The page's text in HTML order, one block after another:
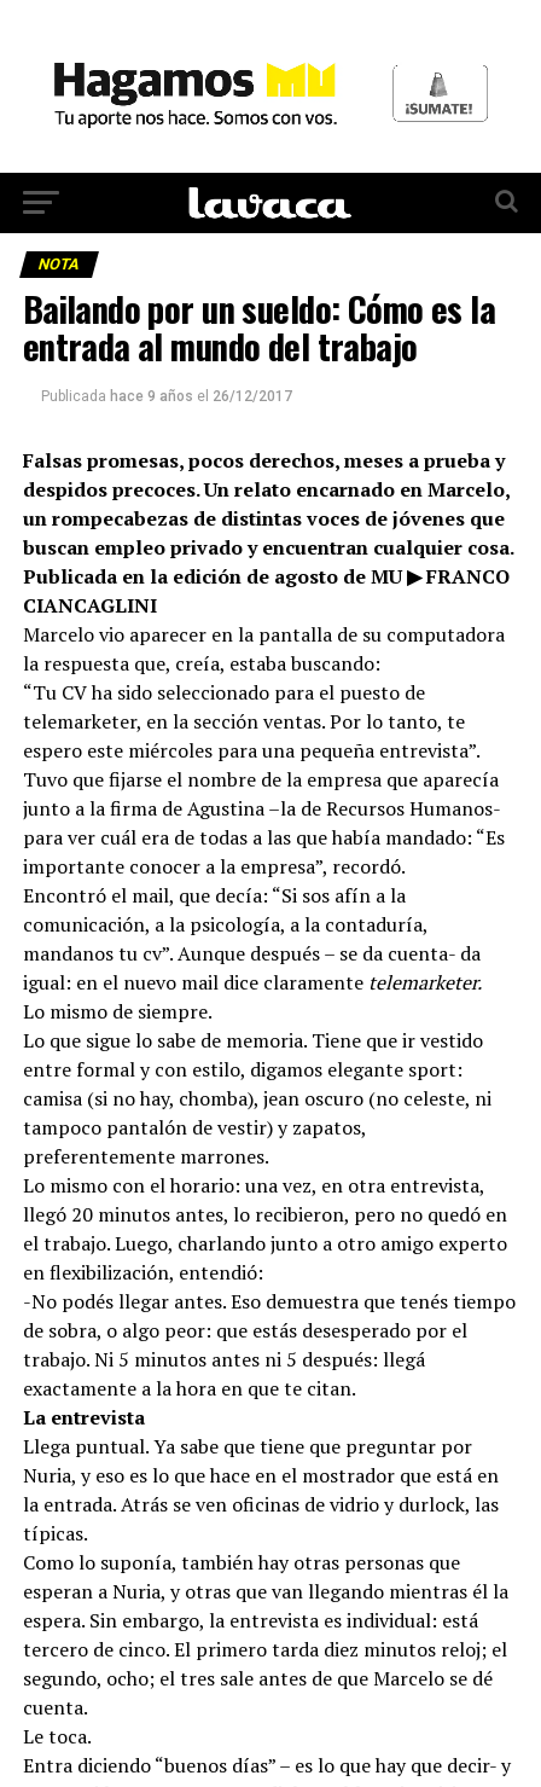
NOTA
Bailando por un sueldo: Cómo es la
entrada al mundo del trabajo
Publicada hace 9 años el 26/12/2017
Falsas promesas, pocos derechos, meses a prueba y
despidos precoces. Un relato encarnado en Marcelo,
un rompecabezas de distintas voces de jóvenes que
buscan empleo privado y encuentran cualquier cosa.
Publicada en la edición de agosto de MU▶ FRANCO
CIANCAGLINI
Marcelo vio aparecer en la pantalla de su computadora
la respuesta que, creía, estaba buscando:
“Tu CV ha sido seleccionado para el puesto de
telemarketer, en la sección ventas. Por lo tanto, te
espero este miércoles para una pequeña entrevista”.
Tuvo que fijarse el nombre de la empresa que aparecía
junto a la firma de Agustina –la de Recursos Humanos-
para ver cuál era de todas a las que había mandado: “Es
importante conocer a la empresa”, recordó.
Encontró el mail, que decía: “Si sos afín a la
comunicación, a la psicología, a la contaduría,
mandanos tu cv”. Aunque después – se da cuenta- da
igual: en el nuevo mail dice claramente telemarketer.
Lo mismo de siempre.
Lo que sigue lo sabe de memoria. Tiene que ir vestido
entre formal y con estilo, digamos elegante sport:
camisa (si no hay, chomba), jean oscuro (no celeste, ni
tampoco pantalón de vestir) y zapatos,
preferentemente marrones.
Lo mismo con el horario: una vez, en otra entrevista,
llegó 20 minutos antes, lo recibieron, pero no quedó en
el trabajo. Luego, charlando junto a otro amigo experto
en flexibilización, entendió:
-No podés llegar antes. Eso demuestra que tenés tiempo
de sobra, o algo peor: que estás desesperado por el
trabajo. Ni 5 minutos antes ni 5 después: llegá
exactamente a la hora en que te citan.
La entrevista
Llega puntual. Ya sabe que tiene que preguntar por
Nuria, y eso es lo que hace en el mostrador que está en
la entrada. Atrás se ven oficinas de vidrio y durlock, las
típicas.
Como lo suponía, también hay otras personas que
esperan a Nuria, y otras que van llegando mientras él la
espera. Sin embargo, la entrevista es individual: está
tercero de cinco. El primero tarda diez minutos reloj; el
segundo, ocho; el tres sale antes de que Marcelo se dé
cuenta.
Le toca.
Entra diciendo “buenos días” – es lo que hay que decir- y